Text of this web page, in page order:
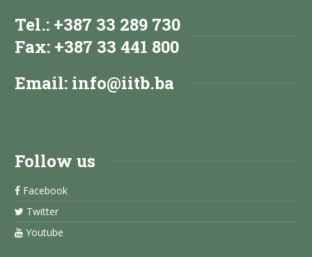
Tel.: +387 33 289 730
Fax: +387 33 441 800
Email: info@iitb.ba
Follow us
Facebook
Twitter
Youtube